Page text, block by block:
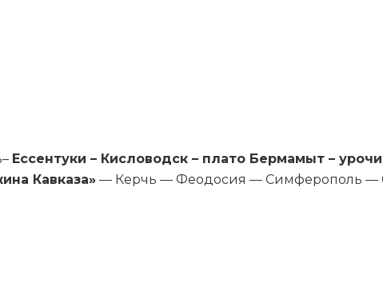
Ессентуки – Кисловодск – плато Бермамыт –
Кавказа» — Керчь — Феодосия — Симферополь —